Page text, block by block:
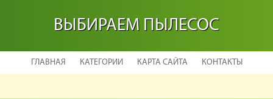
ВЫБИРАЕМ ПЫЛЕСОС
ГЛАВНАЯ КАТЕГОРИИ КАРТА САЙТА КОНТАКТЫ